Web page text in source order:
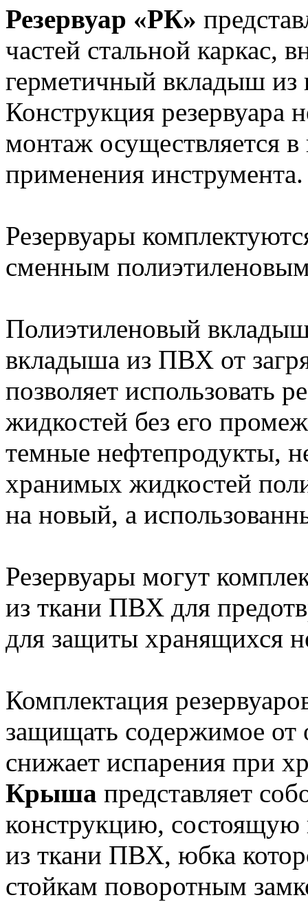
Резервуар «РК»
частей стальной каркас,
герметичный вкладыш
Конструкция резервуара
монтаж осуществляется в
применения инструмента.
Резервуары
сменным
Полиэтиленовый
вкладыша из ПВХ от
позволяет использовать
жидкостей без его
темные нефтепродукты,
хранимых жидкостей
на новый, а
Резервуары могут
из ткани ПВХ для
для защиты хранящихся
Комплектация
защищать содержимое от
снижает испарения при
Крыша представляет
конструкцию, состоящую
из ткани ПВХ, юбка
стойкам поворотным